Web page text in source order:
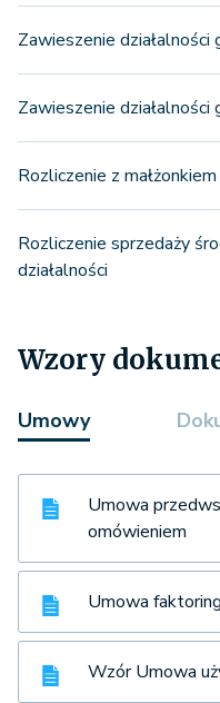
Zawieszenie
Zawieszenie
Rozliczenie z
Rozliczenie sprzedaży
działalności
Wzory
Umowy
Umowa
omówieniem
Umowa
Wzór Umowa